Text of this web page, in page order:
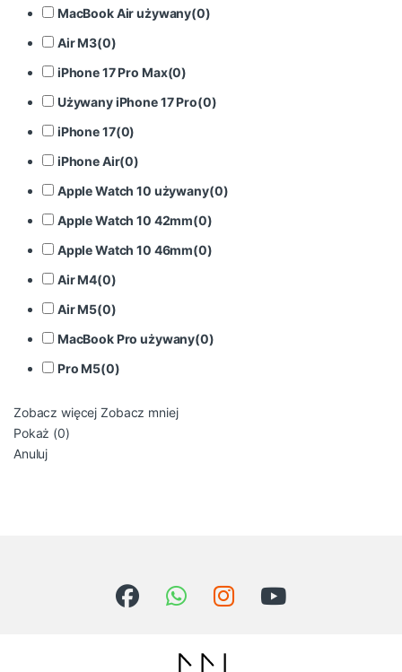
MacBook Air używany(0)
Air M3(0)
iPhone 17 Pro Max(0)
Używany iPhone 17 Pro(0)
iPhone 17(0)
iPhone Air(0)
Apple Watch 10 używany(0)
Apple Watch 10 42mm(0)
Apple Watch 10 46mm(0)
Air M4(0)
Air M5(0)
MacBook Pro używany(0)
Pro M5(0)
Zobacz więcej Zobacz mniej
Pokaż (0)
Anuluj